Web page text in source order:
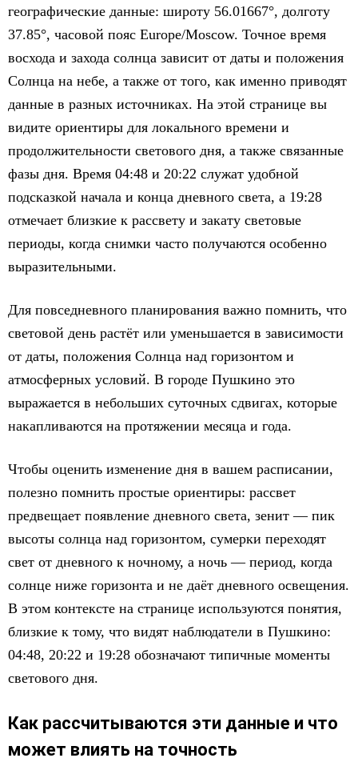
географические данные: широту 56.01667°, долготу
37.85°, часовой пояс Europe/Moscow. Точное время
восхода и захода солнца зависит от даты и положения
Солнца на небе, а также от того, как именно приводят
данные в разных источниках. На этой странице вы
видите ориентиры для локального времени и
продолжительности светового дня, а также связанные
фазы дня. Время 04:48 и 20:22 служат удобной
подсказкой начала и конца дневного света, а 19:28
отмечает близкие к рассвету и закату световые
периоды, когда снимки часто получаются особенно
выразительными.
Для повседневного планирования важно помнить, что
световой день растёт или уменьшается в зависимости
от даты, положения Солнца над горизонтом и
атмосферных условий. В городе Пушкино это
выражается в небольших суточных сдвигах, которые
накапливаются на протяжении месяца и года.
Чтобы оценить изменение дня в вашем расписании,
полезно помнить простые ориентиры: рассвет
предвещает появление дневного света, зенит — пик
высоты солнца над горизонтом, сумерки переходят
свет от дневного к ночному, а ночь — период, когда
солнце ниже горизонта и не даёт дневного освещения.
В этом контексте на странице используются понятия,
близкие к тому, что видят наблюдатели в Пушкино:
04:48, 20:22 и 19:28 обозначают типичные моменты
светового дня.
Как рассчитываются эти данные и что
может влиять на точность